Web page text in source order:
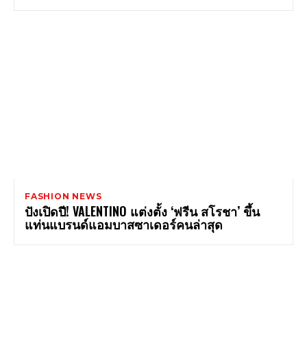
FASHION NEWS
ปังเปิดปี! VALENTINO แต่งตั้ง ‘ฟรีน สโรชา’ ขึ้น
แท่นแบรนด์แอมบาสซาเดอร์คนล่าสุด